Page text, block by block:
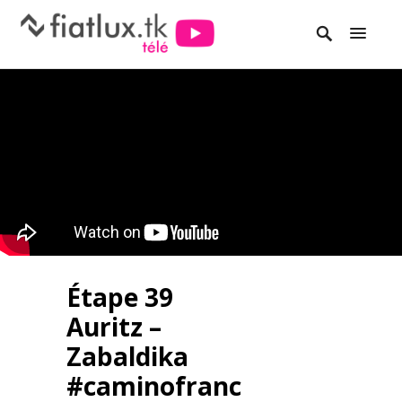
Étape 39
Auritz –
Zabaldika
#caminofranc